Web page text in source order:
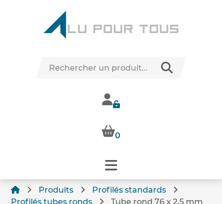
0
Produits
Profilés standards
Profilés tubes ronds
Tube rond 76 x 2,5 mm